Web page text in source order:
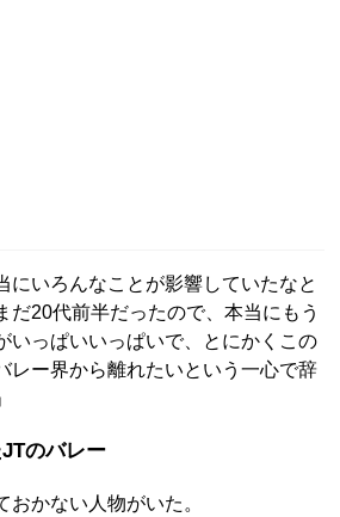
にいろんなことが影響していたなと
だ20代前半だったので、本当にもう
いっぱいいっぱいで、とにかくこの
レー界から離れたいという一心で辞
JTのバレー
かない人物がいた。